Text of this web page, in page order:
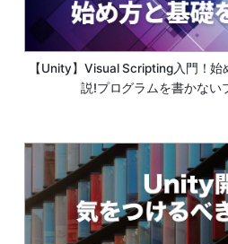
【Unity】Visual Scripting入門！
説!プログラムを書かない